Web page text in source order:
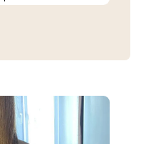
волосы
или бумагу.
салон «Банк